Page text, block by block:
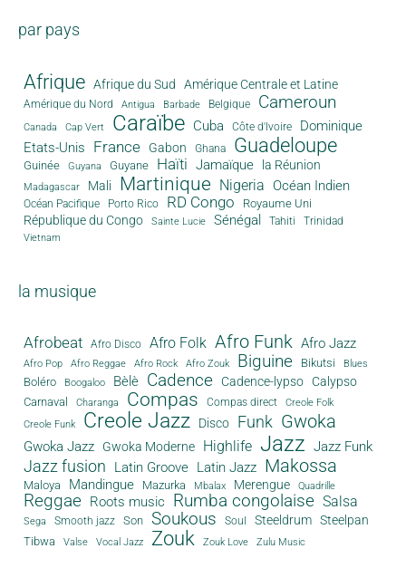
par pays
Afrique Afrique du Sud Amérique Centrale et Latine
Amérique du Nord Antigua Barbade Belgique Cameroun
Canada Cap Vert Caraïbe Cuba Côte d'Ivoire
Dominique
Etats-Unis
France Gabon Ghana Guadeloupe
Guinée Guyana Guyane Haïti Jamaïque la Réunion
Madagascar Mali Martinique Nigeria Océan Indien
Océan Pacifique Porto Rico RD Congo Royaume Uni
République du Congo Sainte Lucie Sénégal Tahiti Trinidad
Vietnam
la musique
Afrobeat Afro Disco Afro Folk Afro Funk Afro Jazz
Afro Pop Afro Reggae Afro Rock Afro Zouk Biguine Bikutsi Blues
Boléro Boogaloo Bèlè Cadence Cadence-lypso Calypso
Carnaval Charanga Compas Compas direct
Creole Folk
Creole Funk
Creole Jazz Disco Funk Gwoka
Gwoka Jazz Gwoka Moderne Highlife Jazz Jazz Funk
Jazz fusion Latin Groove Latin Jazz Makossa
Maloya Mandingue Mazurka Mbalax Merengue Quadrille
Reggae Roots music Rumba congolaise Salsa
Sega Smooth jazz Son Soukous Soul Steeldrum Steelpan
Tibwa Valse Vocal Jazz Zouk Zouk Love Zulu Music